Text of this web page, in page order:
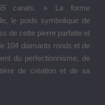
carats.
» La forme
le poids symbolique de
de cette pierre parfaite et
104 diamants ronds et de
du perfectionnisme, de
de création et de sa